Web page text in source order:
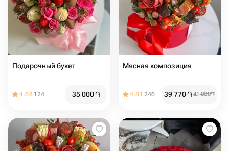
Подарочный букет
4.68 124 35 000֏
Мясная композиция
4.81 246 39 770֏41 000֏